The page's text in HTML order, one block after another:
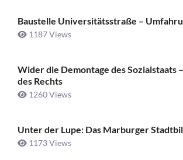
Baustelle Universitätsstraße ­–
1187 Views
Wider die Demontage des Sozialstaats
des Rechts
1260 Views
Unter der Lupe: Das Marburger
1173 Views